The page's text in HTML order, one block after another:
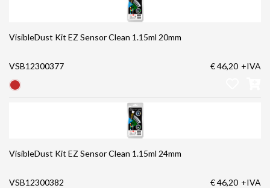
VisibleDust Kit EZ Sensor Clean 1.15ml 20mm
VSB12300377 € 46,20 +IVA
VisibleDust Kit EZ Sensor Clean 1.15ml 24mm
VSB12300382 € 46,20 +IVA